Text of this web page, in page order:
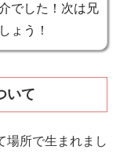
でした！次は兄
ょう！
いて
場所で生まれまし